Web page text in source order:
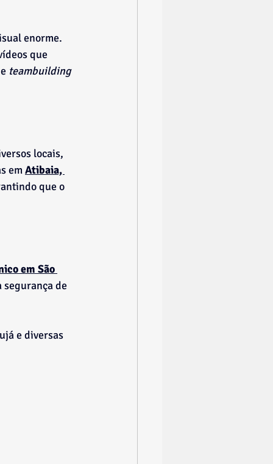
enorme.
que
teambuilding
locais,
em Atibaia,
que o
em São
de
e diversas